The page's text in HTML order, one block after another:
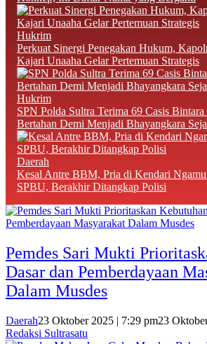
Hukrim
‎Perkuat Sinergi Penegakan Hukum,
Kajari Unaaha Gelar Pertemuan Strategis
Hukrim
SPN Polda Sultra Terima 69 Casis
Bertahan Demi Menjadi Bhayangkara
Daerah
Kesal Antre BBM, Pria di Kendari
SPBU, Berakhir Ditangkap Polisi
Pemdes Sari Mukti
Dasar dan Pemberdayaan
Dalam Musdes
Daerah23 Oktober 2025 | 7:29 pm23
Redaksi Sultrasatu